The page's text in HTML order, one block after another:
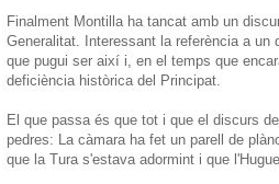
Finalment Montilla ha tancat amb un
Generalitat. Interessant la referència a un
que pugui ser així i, en el temps que
deficiència històrica del Principat.
El que passa és que tot i que el discurs
pedres: La càmara ha fet un parell de
que la Tura s'estava adormint i que